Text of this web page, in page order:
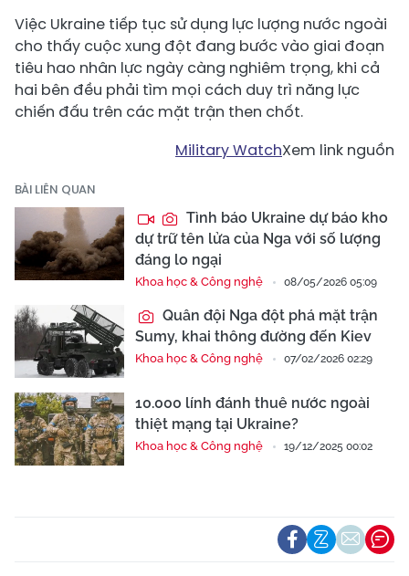
Việc Ukraine tiếp tục sử dụng lực lượng nước ngoài
cho thấy cuộc xung đột đang bước vào giai đoạn
tiêu hao nhân lực ngày càng nghiêm trọng, khi cả
hai bên đều phải tìm mọi cách duy trì năng lực
chiến đấu trên các mặt trận then chốt.
Military WatchXem link nguồn
BÀI LIÊN QUAN
Tình báo Ukraine dự báo kho
dự trữ tên lửa của Nga với số lượng
đáng lo ngại
Khoa học & Công nghệ 08/05/2026 05:09
Quân đội Nga đột phá mặt trận
Sumy, khai thông đường đến Kiev
Khoa học & Công nghệ 07/02/2026 02:29
10.000 lính đánh thuê nước ngoài
thiệt mạng tại Ukraine?
Khoa học & Công nghệ 19/12/2025 00:02